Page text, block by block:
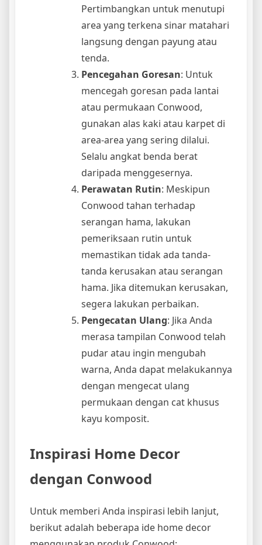
Pertimbangkan untuk menutupi
area yang terkena sinar matahari
langsung dengan payung atau
tenda.
Pencegahan Goresan: Untuk
mencegah goresan pada lantai
atau permukaan Conwood,
gunakan alas kaki atau karpet di
area-area yang sering dilalui.
Selalu angkat benda berat
daripada menggesernya.
Perawatan Rutin: Meskipun
Conwood tahan terhadap
serangan hama, lakukan
pemeriksaan rutin untuk
memastikan tidak ada tanda-
tanda kerusakan atau serangan
hama. Jika ditemukan kerusakan,
segera lakukan perbaikan.
Pengecatan Ulang: Jika Anda
merasa tampilan Conwood telah
pudar atau ingin mengubah
warna, Anda dapat melakukannya
dengan mengecat ulang
permukaan dengan cat khusus
kayu komposit.
Inspirasi Home Decor
dengan Conwood
Untuk memberi Anda inspirasi lebih lanjut,
berikut adalah beberapa ide home decor